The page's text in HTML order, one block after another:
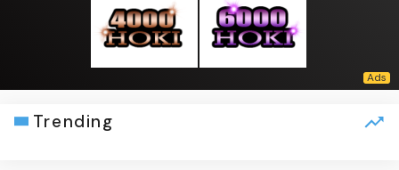
Trending